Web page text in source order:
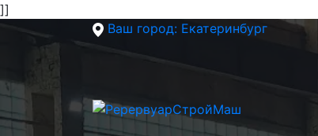
]]
Ваш город: Екатеринбург